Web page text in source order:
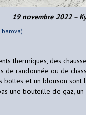
19 novembre 2022 –
thermiques, des
de randonnée ou de
bottes et un blouson sont
une bouteille de gaz,